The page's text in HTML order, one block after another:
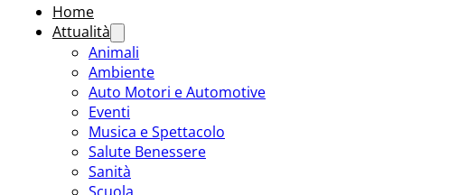
Home
Attualità
Animali
Ambiente
Auto Motori e Automotive
Eventi
Musica e Spettacolo
Salute Benessere
Sanità
Scuola